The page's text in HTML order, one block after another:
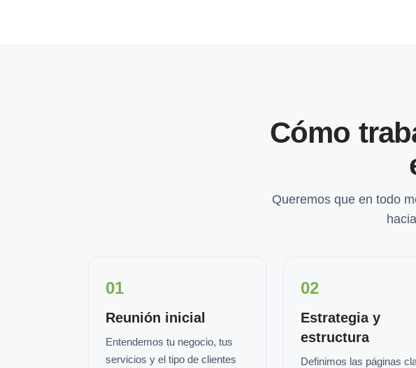
Cómo
Queremos que en todo
01
Reunión inicial
Entendemos tu negocio, tus
servicios y el tipo de clientes
02
Estrategia y
estructura
Definimos las páginas